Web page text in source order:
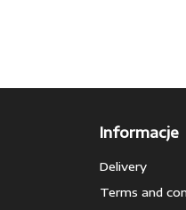
Informacje
Delivery
Terms and